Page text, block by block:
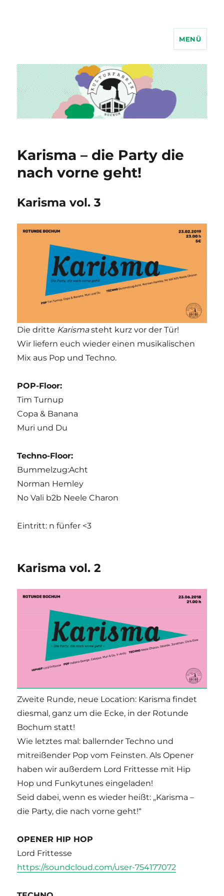
MENÜ
Karisma – die Party die
nach vorne geht!
Karisma vol. 3
Die dritte Karismasteht kurz vor der Tür!
Wir liefern euch wieder einen musikalischen
Mix aus Pop und Techno.
POP-Floor:
Tim Turnup
Copa & Banana
Muri und Du
Techno-Floor:
Bummelzug:Acht
Norman Hemley
No Vali b2b Neele Charon
Eintritt: n fünfer <3
Karisma vol. 2
Zweite Runde, neue Location: Karisma findet
diesmal, ganz um die Ecke, in der Rotunde
Bochum statt!
Wie letztes mal: ballernder Techno und
mitreißender Pop vom Feinsten. Als Opener
haben wir außerdem Lord Frittesse mit Hip
Hop und Funkytunes eingeladen!
Seid dabei, wenn es wieder heißt: „Karisma –
die Party, die nach vorne geht!“
OPENER HIP HOP
Lord Frittesse
https://soundcloud.com/user-754177072